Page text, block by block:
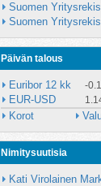
Suomen
Suomen
Päivän talous
Euribor 12 kk -
EUR-USD
Korot
Nimitysuutisia
Kati Virolainen